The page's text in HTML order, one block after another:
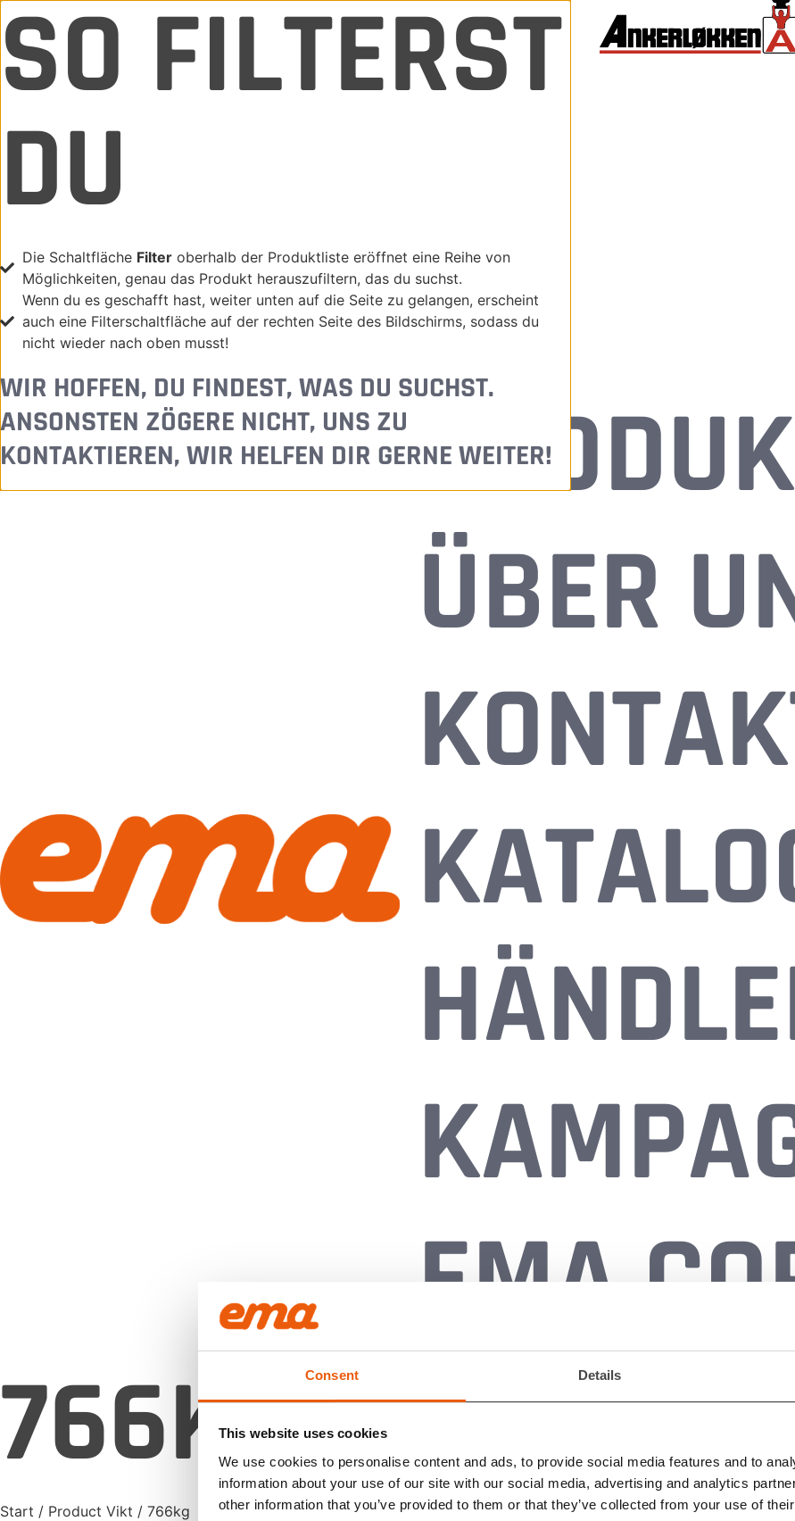
Consent Details
This website uses cookies
We use cookies to personalise content and ads, to provide social media features and to
information about your use of our site with our social media, advertising and analytics
other information that you’ve provided to them or that they’ve collected from your use of
ÜBER
EMA
766KG
Start / Product Vikt / 766kg
SO FILTERST
DU
Die Schaltfläche Filter oberhalb der Produktliste eröffnet eine Reihe von
Möglichkeiten, genau das Produkt herauszufiltern, das du suchst.
Wenn du es geschafft hast, weiter unten auf die Seite zu gelangen, erscheint
auch eine Filterschaltfläche auf der rechten Seite des Bildschirms, sodass du
nicht wieder nach oben musst!
WIR HOFFEN, DU FINDEST, WAS DU SUCHST.
ANSONSTEN ZÖGERE NICHT, UNS ZU
KONTAKTIEREN, WIR HELFEN DIR GERNE WEITER!